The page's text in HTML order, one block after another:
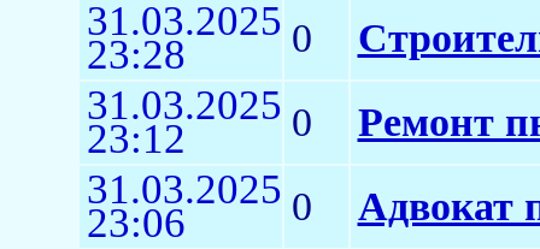
31.03.2025
23:28 0
31.03.2025
23:12 0 Ремонт
31.03.2025
23:06 0 Адвокат